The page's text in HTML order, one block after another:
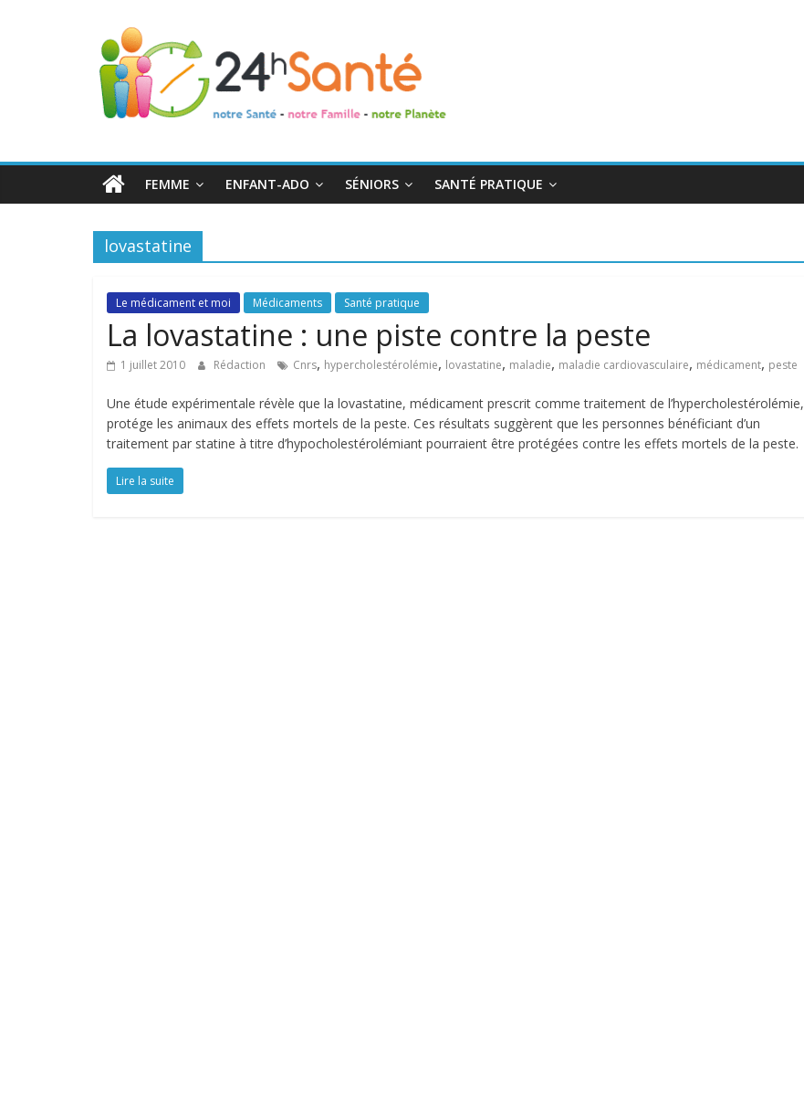
24h
Santé
toute
famille
FEMME ENFANT-ADO SÉNIORS SANTÉ PRATIQUE
lovastatine
Le médicament et moi Médicaments Santé pratique
La lovastatine : une piste contre la peste
1 juillet 2010 Rédaction Cnrs, hypercholestérolémie, lovastatine, maladie, maladie cardiovasculaire, médicament, peste
Une étude expérimentale révèle que la lovastatine, médicament prescrit comme traitement de l’hypercholestérolémie,
protége les animaux des effets mortels de la peste. Ces résultats suggèrent que les personnes bénéficiant d’un
traitement par statine à titre d’hypocholestérolémiant pourraient être protégées contre les effets mortels de la peste.
Lire la suite